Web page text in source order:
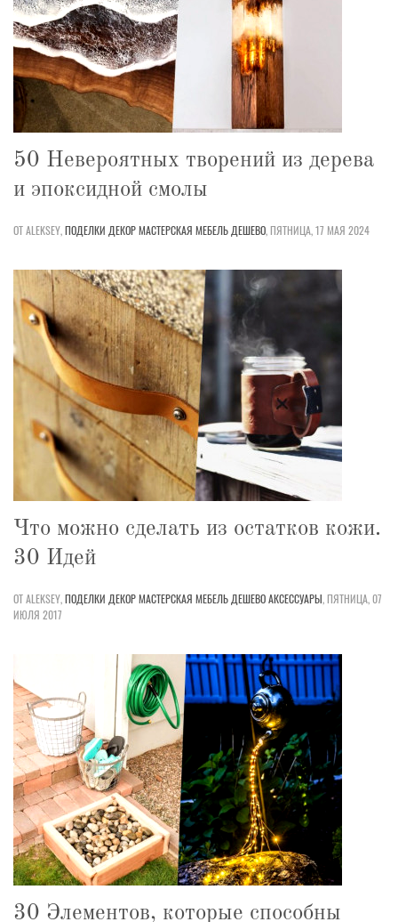
50 Невероятных творений из дерева
и эпоксидной смолы
ОТ ALEKSEY,ПОДЕЛКИ ДЕКОРМАСТЕРСКАЯ МЕБЕЛЬ ДЕШЕВО,ПЯТНИЦА, 17 МАЯ 2024
Что можно сделать из остатков кожи.
30 Идей
ОТ ALEKSEY,ПОДЕЛКИ ДЕКОРМАСТЕРСКАЯ МЕБЕЛЬ ДЕШЕВОАКСЕССУАРЫ,ПЯТНИЦА, 07
ИЮЛЯ 2017
30 Элементов, которые способны